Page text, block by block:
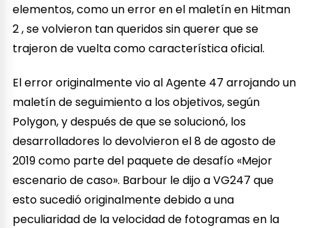
elementos, como un error en el maletín en Hitman
2 , se volvieron tan queridos sin querer que se
trajeron de vuelta como característica oficial.
El error originalmente vio al Agente 47 arrojando un
maletín de seguimiento a los objetivos, según
Polygon, y después de que se solucionó, los
desarrolladores lo devolvieron el 8 de agosto de
2019 como parte del paquete de desafío «Mejor
escenario de caso». Barbour le dijo a VG247 que
esto sucedió originalmente debido a una
peculiaridad de la velocidad de fotogramas en la